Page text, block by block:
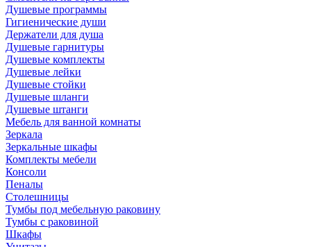
Душевые программы
Гигиенические души
Держатели для душа
Душевые гарнитуры
Душевые комплекты
Душевые лейки
Душевые стойки
Душевые шланги
Душевые штанги
Мебель для ванной комнаты
Зеркала
Зеркальные шкафы
Комплекты мебели
Консоли
Пеналы
Столешницы
Тумбы под мебельную раковину
Тумбы с раковиной
Шкафы